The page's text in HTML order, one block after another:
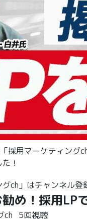
採用マーケティン
！
グch」はチャンネル
め！採用LP
ch 5回視聴